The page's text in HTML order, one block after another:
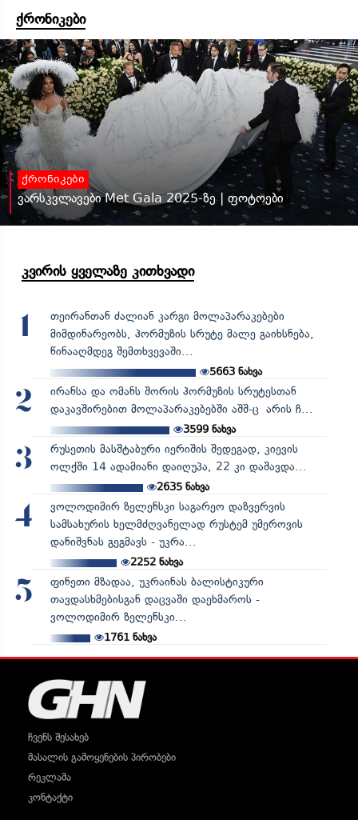
ქრონიკები
ქრონიკები
ვარსკვლავები Met Gala 2025-ზე | ფოტოები
კვირის ყველაზე კითხვადი
1
თეირანთან ძალიან კარგი მოლაპარაკებები
მიმდინარეობს, ჰორმუზის სრუტე მალე გაიხსნება,
წინააღმდეგ შემთხვევაში...
5663 ნახვა
2
ირანსა და ომანს შორის ჰორმუზის სრუტესთან
დაკავშირებით მოლაპარაკებებში აშშ-ც არის ჩ...
3599ნახვა
3
რუსეთის მასშტაბური იერიშის შედეგად, კიევის
ოლქში 14 ადამიანი დაიღუპა, 22 კი დაშავდა...
2635ნახვა
4
ვოლოდიმირ ზელენსკი საგარეო დაზვერვის
სამსახურის ხელმძღვანელად რუსტემ უმეროვის
დანიშვნას გეგმავს - უკრა...
2252ნახვა
5
ფინეთი მზადაა, უკრაინას ბალისტიკური
თავდასხმებისგან დაცვაში დაეხმაროს -
ვოლოდიმირ ზელენსკი...
1761ნახვა
ჩვენს შესახებ
მასალის გამოყენების პირობები
რეკლამა
კონტაქტი